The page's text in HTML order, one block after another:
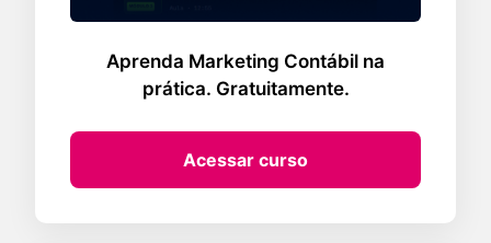
Aprenda Marketing Contábil na
prática. Gratuitamente.
Acessar curso